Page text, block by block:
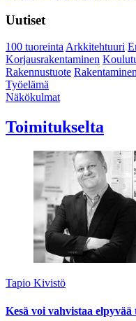
Uutiset
100 tuoreintaArkkitehtuuri
Korjausrakentaminen
Rakennustuote
Työelämä
Näkökulmat
Toimitukselta
Tapio Kivistö
Kesä voi vahvistaa elpyvää